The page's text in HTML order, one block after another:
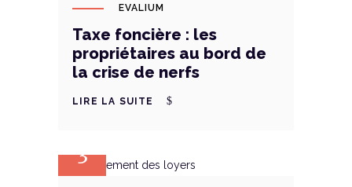
EVALIUM
Taxe foncière : les
propriétaires au bord de
la crise de nerfs
LIRE LA SUITE
3